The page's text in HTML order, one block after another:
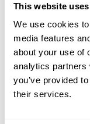
This website
We use cookies
media features
about your use of
analytics partners
you’ve provided
their services.
Kinderzimmer A
476,00 EUR